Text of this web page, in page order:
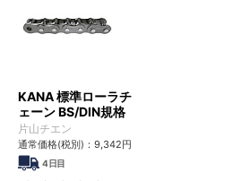
KANA 標準ローラチ
ェーン BS/DIN規格
片山チエン
通常価格(税別)： 9,342円
4日目